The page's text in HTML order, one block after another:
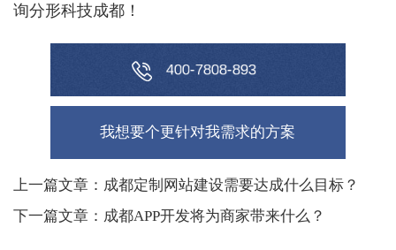
询分形科技成都！
400-7808-893
我想要个更针对我需求的方案
上一篇文章：成都定制网站建设需要达成什么目标？
下一篇文章：成都APP开发将为商家带来什么？